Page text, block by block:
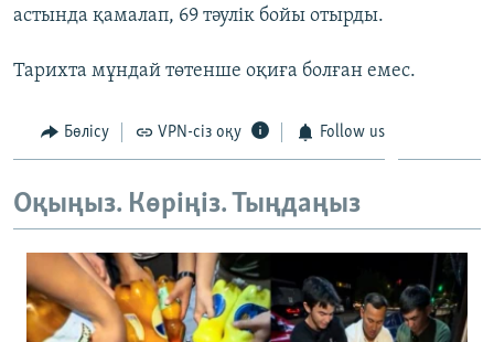
астында қамалап, 69 тәулік бойы отырды.
Тарихта мұндай төтенше оқиға болған емес.
Бөлісу VPN-сіз оқу Follow us
Оқыңыз. Көріңіз. Тыңдаңыз